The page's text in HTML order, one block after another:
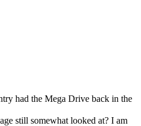
had the Mega Drive back in the
still somewhat looked at? I am